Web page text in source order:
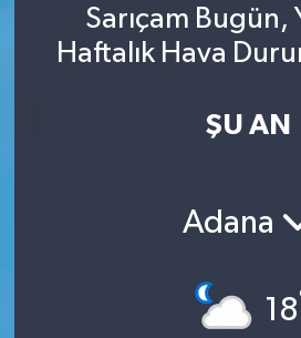
Sarıçam Bugün,
Haftalık Hava
ŞU AN
Adana
18
TURİZM
Süper Lig Puan Durumu ve
Son Dakika Haberleri